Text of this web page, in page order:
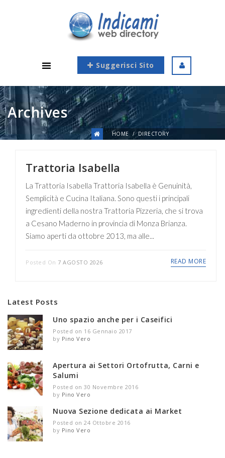
Suggerisci Sito
Archives
HOME DIRECTORY
Trattoria Isabella
La Trattoria Isabella Trattoria Isabella è Genuinità,
Semplicità e Cucina Italiana. Sono questi i principali
ingredienti della nostra Trattoria Pizzeria, che si trova
a Cesano Maderno in provincia di Monza Brianza.
Siamo aperti da ottobre 2013, ma alle...
Posted On 7 AGOSTO 2026 READ MORE
Latest Posts
Uno spazio anche per i Caseifici
Posted on 16 Gennaio 2017
by Pino Vero
Apertura ai Settori Ortofrutta, Carni e
Salumi
Posted on 30 Novembre 2016
by Pino Vero
Nuova Sezione dedicata ai Market
Posted on 24 Ottobre 2016
by Pino Vero